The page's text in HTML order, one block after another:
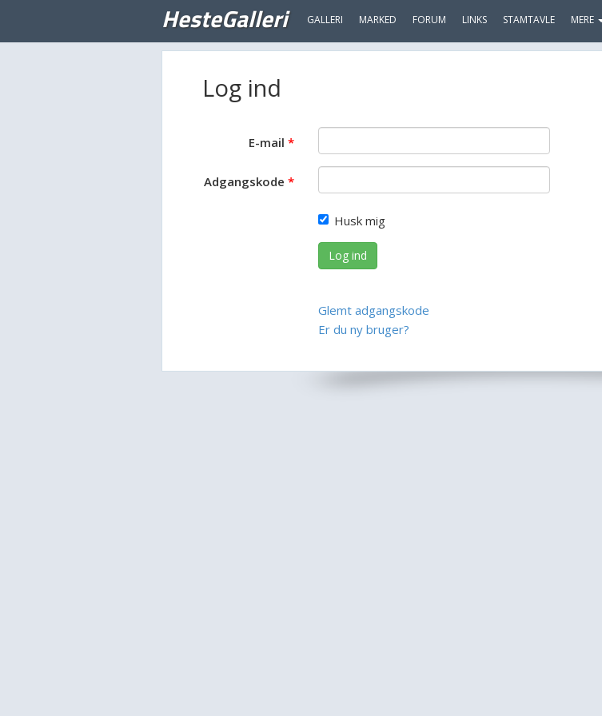
HesteGalleri GALLERI MARKED FORUM LINKS STAMTAVLE MERE
Log ind
E-mail
Adgangskode
Husk mig
Log ind
Glemt adgangskode
Er du ny bruger?